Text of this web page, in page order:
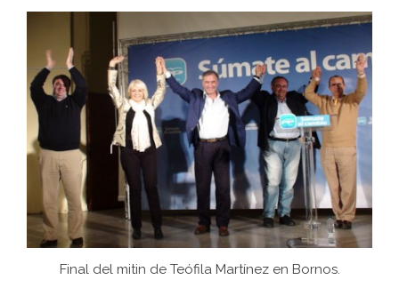
Final del mitin de Teófila Martínez en Bornos.